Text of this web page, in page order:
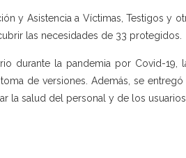
y Asistencia a Víctimas, Testigos y
las necesidades de 33 protegidos.
durante la pandemia por Covid-19,
de versiones. Además, se
la salud del personal y de los usuarios.